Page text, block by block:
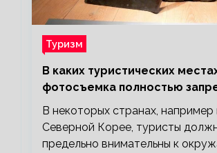
Туризм
В каких туристических
фотосъемка полностью
В некоторых странах,
Северной Корее, туристы
предельно внимательны к